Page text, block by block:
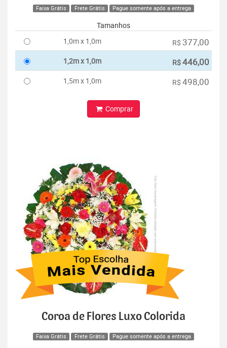
Faixa Grátis Frete Grátis Pague somente após a entrega
Tamanhos
1,0m x 1,0m
R$ 377,00
1,2m x 1,0m R$446,00
1,5m x 1,0m R$ 498,00
Comprar
Coroa de Flores Luxo Colorida
Faixa Grátis Frete Grátis Pague somente após a entrega